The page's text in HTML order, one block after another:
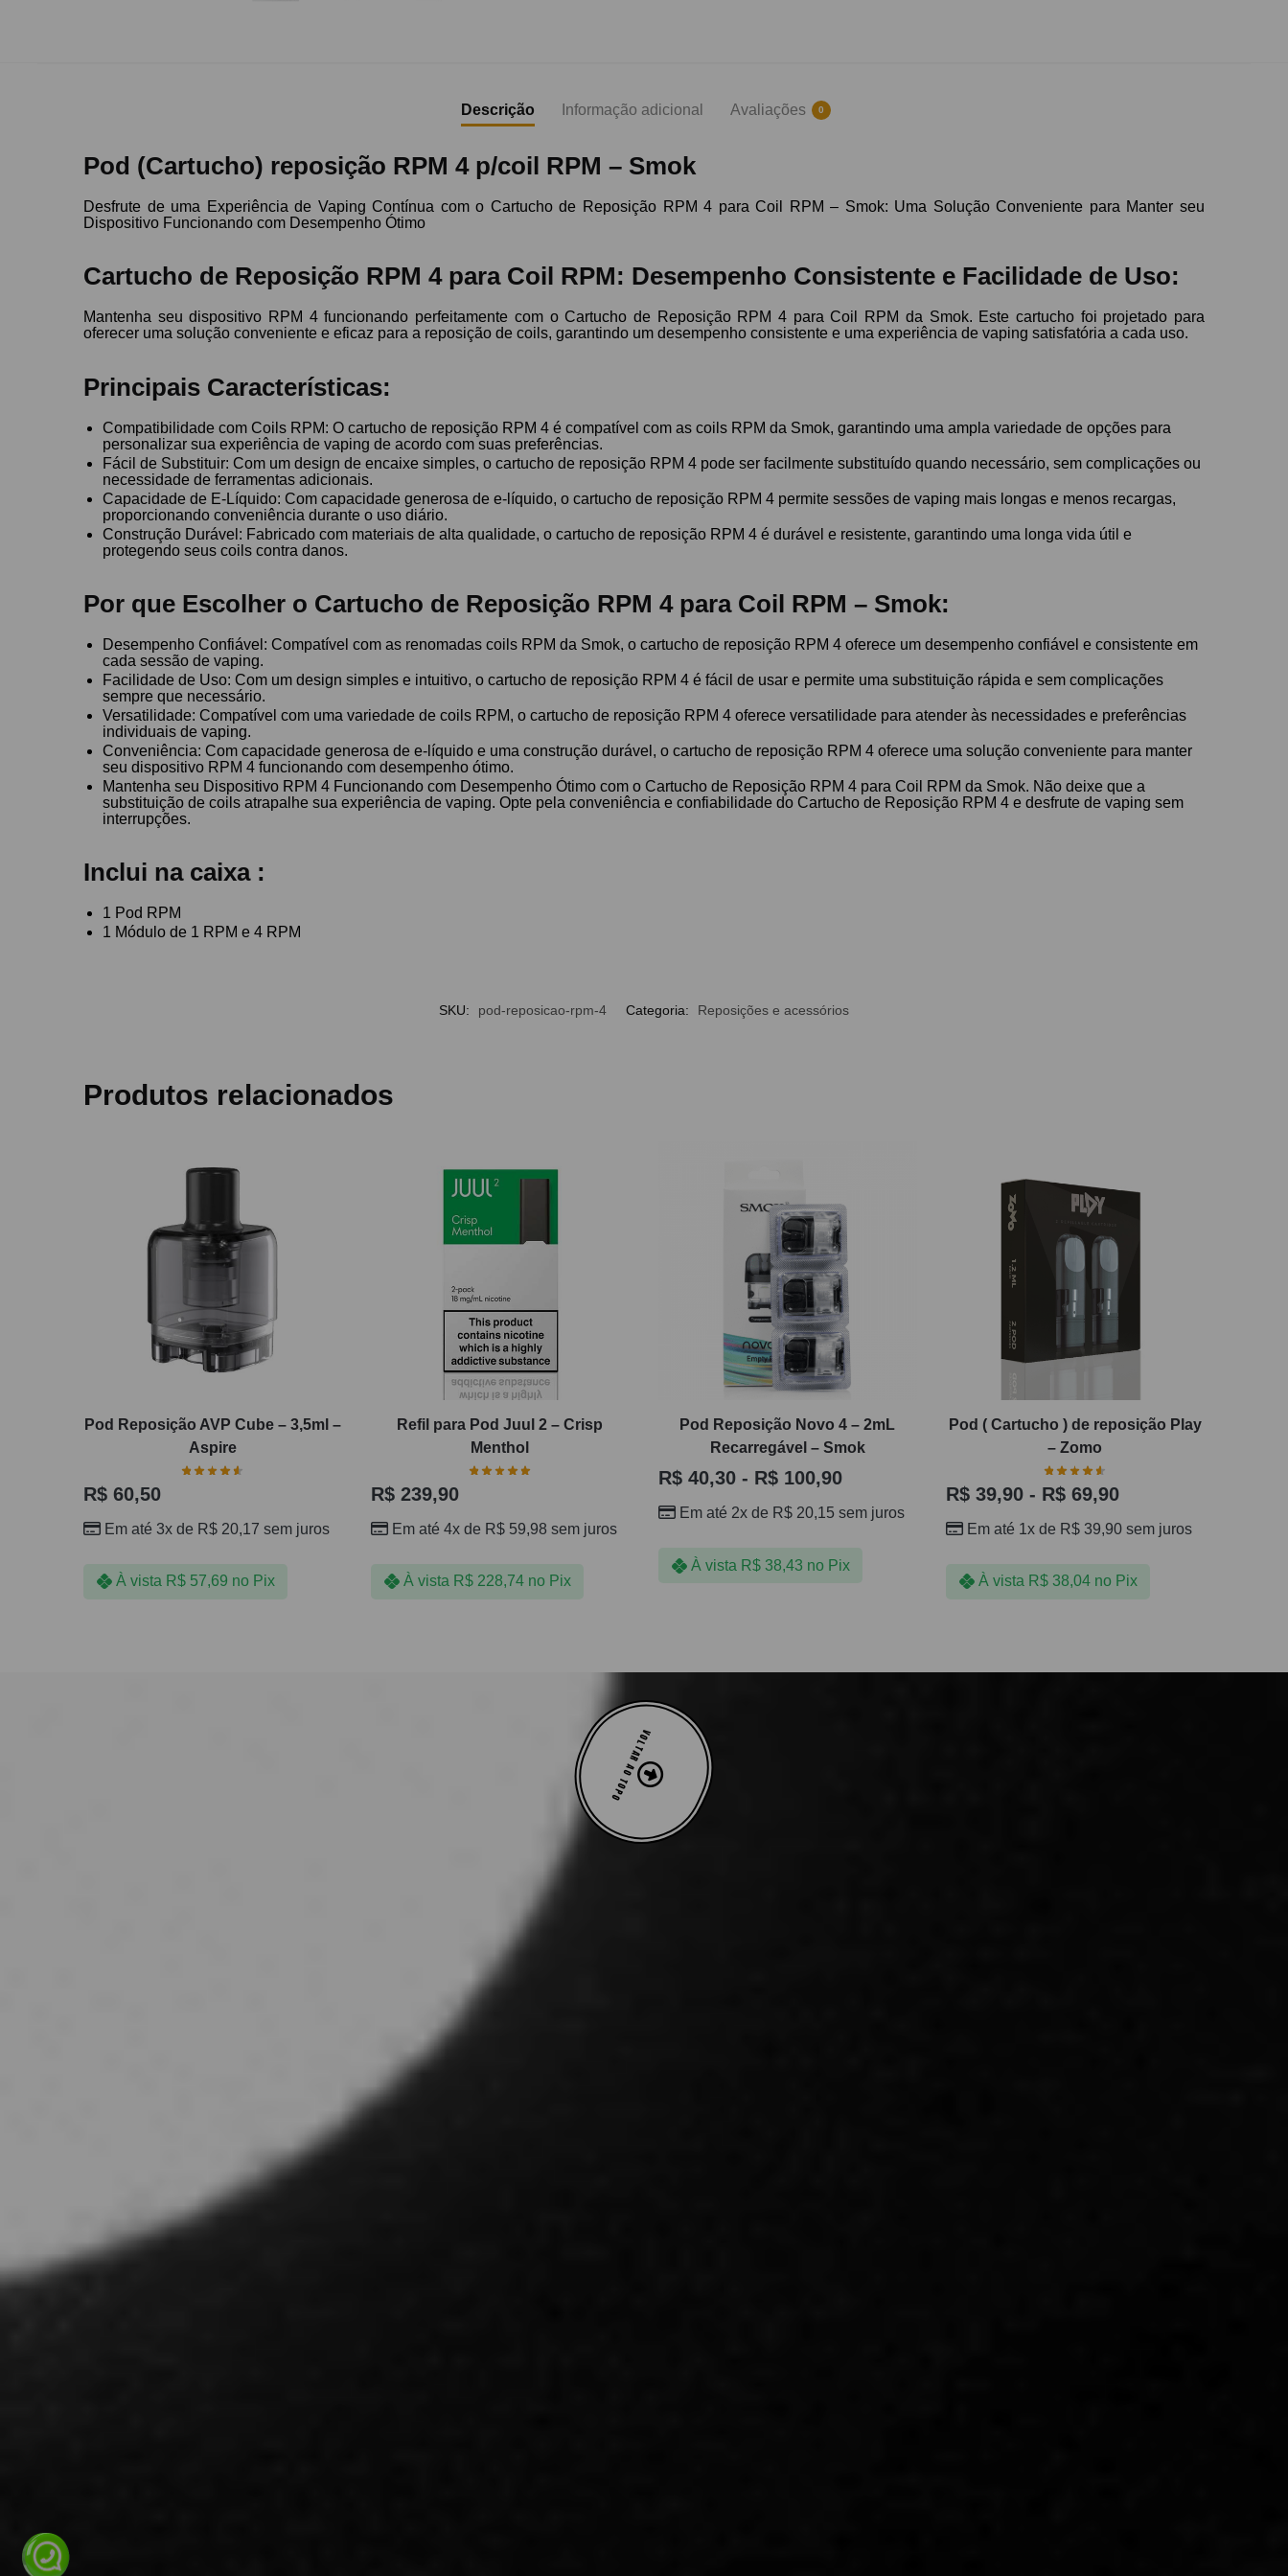
Descrição Informação adicional Avaliações 0
Pod (Cartucho) reposição RPM 4 p/coil RPM – Smok
Desfrute de uma Experiência de Vaping Contínua com o Cartucho de Reposição RPM 4 para Coil RPM – Smok: Uma Solução Conveniente para Manter seu
Dispositivo Funcionando com Desempenho Ótimo
Cartucho de Reposição RPM 4 para Coil RPM: Desempenho Consistente e Facilidade de Uso:
Mantenha seu dispositivo RPM 4 funcionando perfeitamente com o Cartucho de Reposição RPM 4 para Coil RPM da Smok. Este cartucho foi projetado para
oferecer uma solução conveniente e eficaz para a reposição de coils, garantindo um desempenho consistente e uma experiência de vaping satisfatória a cada uso.
Principais Características:
Compatibilidade com Coils RPM: O cartucho de reposição RPM 4 é compatível com as coils RPM da Smok, garantindo uma ampla variedade de opções para
personalizar sua experiência de vaping de acordo com suas preferências.
Fácil de Substituir: Com um design de encaixe simples, o cartucho de reposição RPM 4 pode ser facilmente substituído quando necessário, sem complicações ou
necessidade de ferramentas adicionais.
Capacidade de E-Líquido: Com capacidade generosa de e-líquido, o cartucho de reposição RPM 4 permite sessões de vaping mais longas e menos recargas,
proporcionando conveniência durante o uso diário.
Construção Durável: Fabricado com materiais de alta qualidade, o cartucho de reposição RPM 4 é durável e resistente, garantindo uma longa vida útil e
protegendo seus coils contra danos.
Por que Escolher o Cartucho de Reposição RPM 4 para Coil RPM – Smok:
Desempenho Confiável: Compatível com as renomadas coils RPM da Smok, o cartucho de reposição RPM 4 oferece um desempenho confiável e consistente em
cada sessão de vaping.
Facilidade de Uso: Com um design simples e intuitivo, o cartucho de reposição RPM 4 é fácil de usar e permite uma substituição rápida e sem complicações
sempre que necessário.
Versatilidade: Compatível com uma variedade de coils RPM, o cartucho de reposição RPM 4 oferece versatilidade para atender às necessidades e preferências
individuais de vaping.
Conveniência: Com capacidade generosa de e-líquido e uma construção durável, o cartucho de reposição RPM 4 oferece uma solução conveniente para manter
seu dispositivo RPM 4 funcionando com desempenho ótimo.
Mantenha seu Dispositivo RPM 4 Funcionando com Desempenho Ótimo com o Cartucho de Reposição RPM 4 para Coil RPM da Smok. Não deixe que a
substituição de coils atrapalhe sua experiência de vaping. Opte pela conveniência e confiabilidade do Cartucho de Reposição RPM 4 e desfrute de vaping sem
interrupções.
Inclui na caixa :
1 Pod RPM
1 Módulo de 1 RPM e 4 RPM
SKU: pod-reposicao-rpm-4 Categoria: Reposições e acessórios
Produtos relacionados
Pod Reposição AVP Cube – 3,5ml –
Aspire
R$ 60,50
Em até 3x de R$ 20,17 sem juros
À vista R$57,69 no Pix
Refil para Pod Juul 2 – Crisp
Menthol
R$ 239,90
Em até 4x de R$ 59,98 sem juros
À vista R$228,74 no Pix
Pod Reposição Novo 4 – 2mL
Recarregável – Smok
R$40,30 - R$100,90
Em até 2x de R$20,15 sem juros
À vista R$38,43 no Pix
Pod ( Cartucho ) de reposição Play
– Zomo
R$39,90 - R$69,90
Em até 1x de R$39,90sem juros
À vista R$38,04 no Pix
VOLTAR AO TOPO